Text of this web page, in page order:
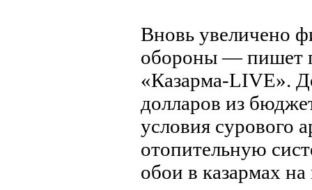
Вновь увеличено
обороны — пишет
«Казарма-LIVE».
долларов из
условия сурового
отопительную
обои в казармах на